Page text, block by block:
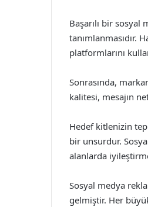
Başarılı bir
tanımlanmasıdır.
platformlarını
Sonrasında,
kalitesi, mesajın
Hedef kitlenizin
bir unsurdur.
alanlarda
Sosyal medya
gelmiştir. Her